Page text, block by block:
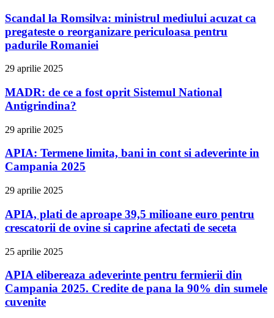
Scandal la Romsilva: ministrul mediului acuzat ca
pregateste o reorganizare periculoasa pentru
padurile Romaniei
29 aprilie 2025
MADR: de ce a fost oprit Sistemul National
Antigrindina?
29 aprilie 2025
APIA: Termene limita, bani in cont si adeverinte in
Campania 2025
29 aprilie 2025
APIA, plati de aproape 39,5 milioane euro pentru
crescatorii de ovine si caprine afectati de seceta
25 aprilie 2025
APIA elibereaza adeverinte pentru fermierii din
Campania 2025. Credite de pana la 90% din sumele
cuvenite